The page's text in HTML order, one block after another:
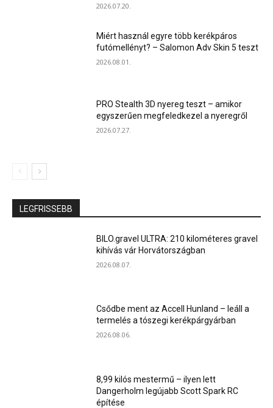
2026.07.20.
Miért használ egyre több kerékpáros
futómellényt? – Salomon Adv Skin 5 teszt
2026.08.01.
PRO Stealth 3D nyereg teszt – amikor
egyszerűen megfeledkezel a nyeregről
2026.07.27.
LEGFRISSEBB
BILO.gravel ULTRA: 210 kilométeres gravel
kihívás vár Horvátországban
2026.08.07.
Csődbe ment az Accell Hunland – leáll a
termelés a tószegi kerékpárgyárban
2026.08.06.
8,99 kilós mestermű – ilyen lett
Dangerholm legújabb Scott Spark RC
építése